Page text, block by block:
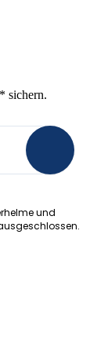
* sichern.
und